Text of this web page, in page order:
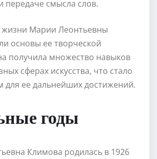
смысла слов.
жизни Марии Леонтьевны
основы ее творческой
получила множество навыков
сферах искусства, что стало
для ее дальнейших достижений.
годы
Климова родилась в 1926